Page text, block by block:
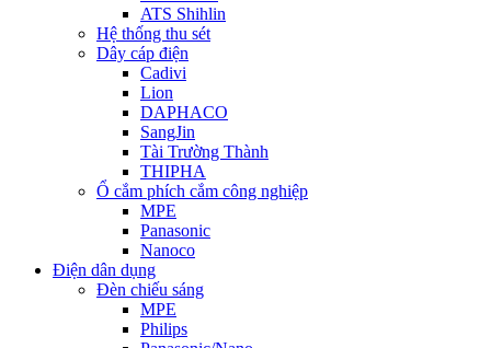
ATS Shihlin
Hệ thống thu sét
Dây cáp điện
Cadivi
Lion
DAPHACO
SangJin
Tài Trường Thành
THIPHA
Ổ cắm phích cắm công nghiệp
MPE
Panasonic
Nanoco
Điện dân dụng
Đèn chiếu sáng
MPE
Philips